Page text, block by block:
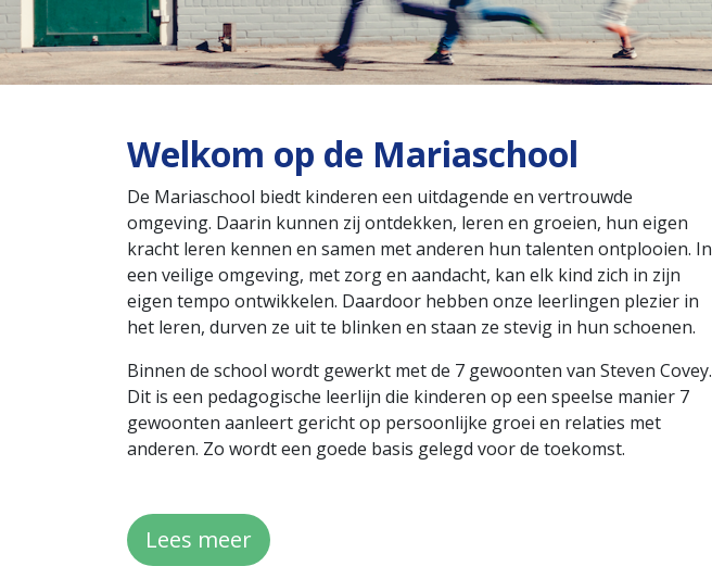
Welkom op de Mariaschool
De Mariaschool biedt kinderen een uitdagende en vertrouwde
omgeving. Daarin kunnen zij ontdekken, leren en groeien, hun eigen
kracht leren kennen en samen met anderen hun talenten ontplooien. In
een veilige omgeving, met zorg en aandacht, kan elk kind zich in zijn
eigen tempo ontwikkelen. Daardoor hebben onze leerlingen plezier in
het leren, durven ze uit te blinken en staan ze stevig in hun schoenen.
Binnen de school wordt gewerkt met de 7 gewoonten van Steven Covey.
Dit is een pedagogische leerlijn die kinderen op een speelse manier 7
gewoonten aanleert gericht op persoonlijke groei en relaties met
anderen. Zo wordt een goede basis gelegd voor de toekomst.
Lees meer